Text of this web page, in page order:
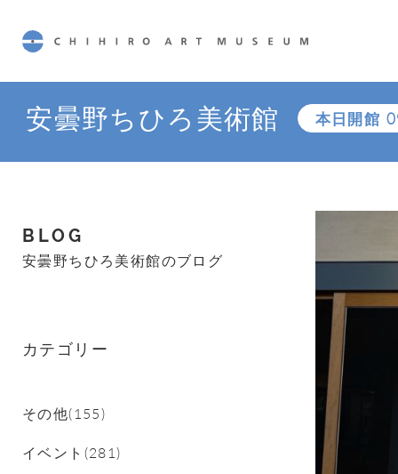
安曇野ちひろ美術館 本日開館
BLOG
安曇野ちひろ美術館のブログ
カテゴリー
その他(155)
イベント(281)